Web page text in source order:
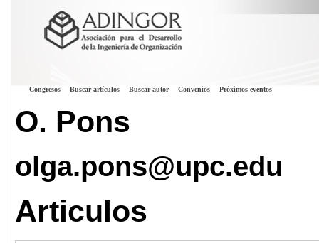
Congresos Buscar artículos Buscar autor Convenios Próximos eventos
O. Pons
olga.pons@upc.edu
Articulos